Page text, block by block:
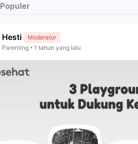
Populer
Hesti
Moderator
Parenting
1 tahun yang lalu